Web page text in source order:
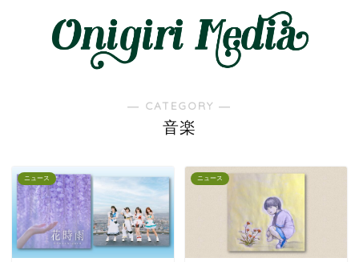
― CATEGORY ―
音楽
ニュース ニュース